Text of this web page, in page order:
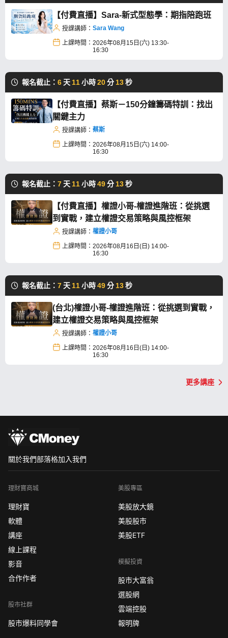
【付費直播】Sara-新式型態學：期指陪跑班
授課講師： Sara Wang
上課時間： 2026年08月15日(六) 13:30-
16:30
報名截止： 6 天11小時20分13秒
【付費直播】蔡斯－150分鐘籌碼特訓：找出
關鍵主力
授課講師： 蔡斯
上課時間： 2026年08月15日(六) 14:00-
16:30
報名截止： 7 天11小時49分13秒
【付費直播】權證小哥-權證進階班：從挑選
到實戰，建立權證交易策略與風控框架
授課講師： 權證小哥
上課時間： 2026年08月16日(日) 14:00-
16:30
報名截止： 7 天11小時49分13秒
(台北)權證小哥-權證進階班：從挑選到實戰，
建立權證交易策略與風控框架
授課講師： 權證小哥
上課時間： 2026年08月16日(日) 14:00-
16:30
更多講座
關於我們部落格加入我們
理財寶商城
理財寶
軟體
講座
線上課程
影音
合作作者
股市社群
股市爆料同學會
美股專區
美股放大鏡
美股股市
美股ETF
模擬投資
股市大富翁
選股網
雲端控股
報明牌